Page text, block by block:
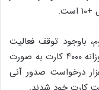
باوجود توقف فعالیت
شرکت تولیدکننده، با تلاش واحدهای فنی روزانه ۴۰۰۰ کارت به صورت
شد و در آن ایام مجموعاً ۱۵۰ هزار درخواست صدور آنی